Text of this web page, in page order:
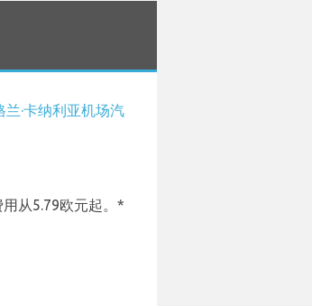
兰·卡纳利亚机场汽
从5.79欧元起。*